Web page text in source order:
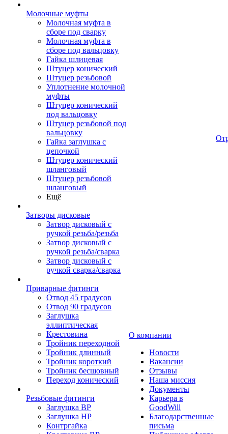
Молочные муфты
Молочная муфта в
сборе под сварку
Молочная муфта в
сборе под вальцовку
Гайка шлицевая
Штуцер конический
Штуцер резьбовой
Уплотнение молочной
муфты
Штуцер конический
под вальцовку
Штуцер резьбовой под
вальцовку
Гайка заглушка с
цепочкой
Штуцер конический
шланговый
Штуцер резьбовой
шланговый
Ещё
Затворы дисковые
Затвор дисковый с
ручкой резьба/резьба
Затвор дисковый с
ручкой резьба/сварка
Затвор дисковый с
ручкой сварка/сварка
Приварные фитинги
Отвод 45 градусов
Отвод 90 градусов
Заглушка
эллиптическая
Крестовина
Тройник переходной
Тройник длинный
Тройник короткий
Тройник бесшовный
Переход конический
Резьбовые фитинги
Заглушка ВР
Заглушка НР
Контргайка
О компании
Новости
Вакансии
Отзывы
Наша миссия
Документы
Карьера в
GoodWill
Благодарственные
письма